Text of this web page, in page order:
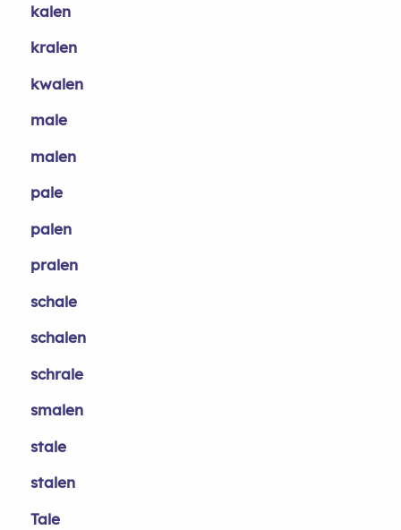
kalen
kralen
kwalen
male
malen
pale
palen
pralen
schale
schalen
schrale
smalen
stale
stalen
Tale